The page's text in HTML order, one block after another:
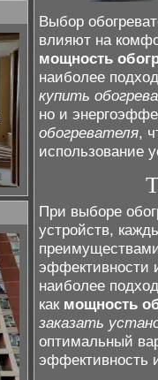
Выбор
влияют на
мощность
наиболее
купить
но и
обогревателя,
использование
При выборе
устройств,
эффективности
наиболее
как мощность
заказать
оптимальный
эффективность